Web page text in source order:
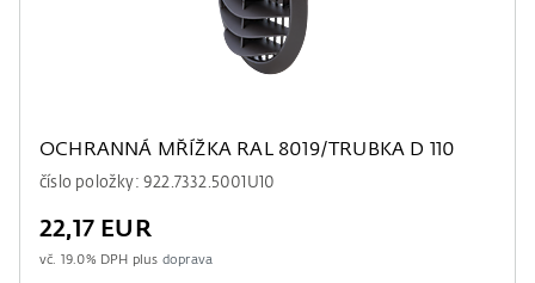
OCHRANNÁ MŘÍŽKA RAL 8019/TRUBKA D 110
číslo položky: 922.7332.5001U10
22,17 EUR
vč. 19.0% DPH plus doprava